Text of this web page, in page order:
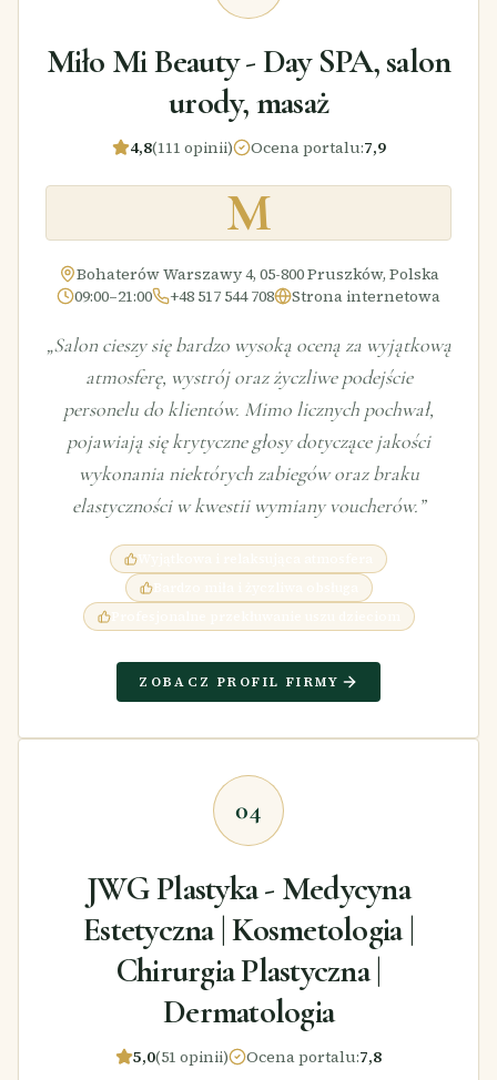
Miło Mi Beauty - Day SPA, salon
urody, masaż
4,8(111 opinii) Ocena portalu:7,9
M
Bohaterów Warszawy 4, 05-800 Pruszków, Polska
09:00–21:00
+48 517 544 708 Strona internetowa
„Salon cieszy się bardzo wysoką oceną za wyjątkową
atmosferę, wystrój oraz życzliwe podejście
personelu do klientów. Mimo licznych pochwał,
pojawiają się krytyczne głosy dotyczące jakości
wykonania niektórych zabiegów oraz braku
elastyczności w kwestii wymiany voucherów.”
Bardzo miła i życzliwa obsługa
Profesjonalne przekłuwanie uszu dzieciom
ZOBACZ PROFIL FIRMY
04
JWG Plastyka - Medycyna
Estetyczna | Kosmetologia |
Chirurgia Plastyczna |
Dermatologia
5,0(51 opinii) Ocena portalu:7,8